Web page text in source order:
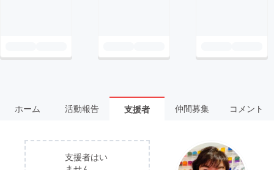
ホーム 活動報告 支援者 仲間募集 コメント
支援者はい